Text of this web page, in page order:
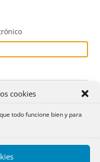
cookies
todo funcione bien y para